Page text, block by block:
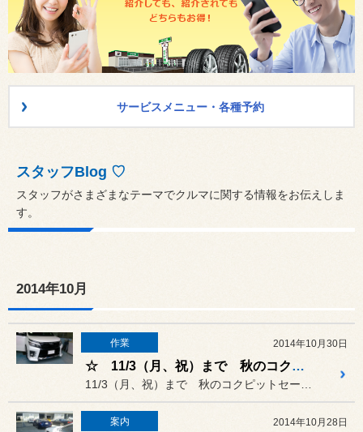
サービスメニュー・各種予約
スタッフBlog ♡
スタッフがさまざまなテーマでクルマに関する情報をお伝えしま
す。
2014年10月
作業 2014年10月30日
☆ 11/3（月、祝）まで 秋のコクピットセール開催中です！！ ☆
案内 2014年10月28日